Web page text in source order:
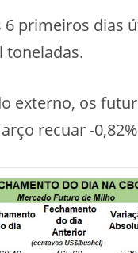
6 primeiros dias
toneladas.
externo, os
recuar -